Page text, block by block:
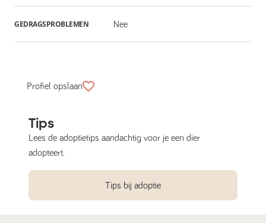
GEDRAGSPROBLEMEN Nee
Profiel opslaan
Tips
Lees de adoptietips aandachtig voor je een dier
adopteert.
Tips bij adoptie